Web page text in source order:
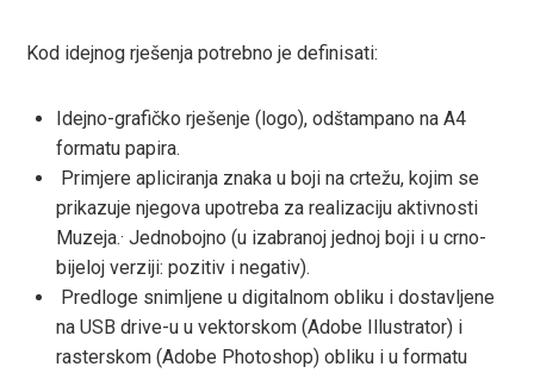
Kod idejnog rješenja potrebno je definisati:
Idejno-grafičko rješenje (logo), odštampano na A4
formatu papira.
Primjere apliciranja znaka u boji na crtežu, kojim se
prikazuje njegova upotreba za realizaciju aktivnosti
Muzeja.· Jednobojno (u izabranoj jednoj boji i u crno-
bijeloj verziji: pozitiv i negativ).
Predloge snimljene u digitalnom obliku i dostavljene
na USB drive-u u vektorskom (Adobe Illustrator) i
rasterskom (Adobe Photoshop) obliku i u formatu